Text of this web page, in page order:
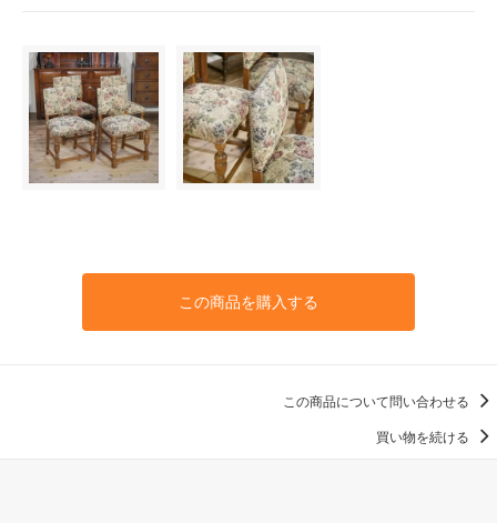
この商品を購入する
この商品について問い合わせる
買い物を続ける